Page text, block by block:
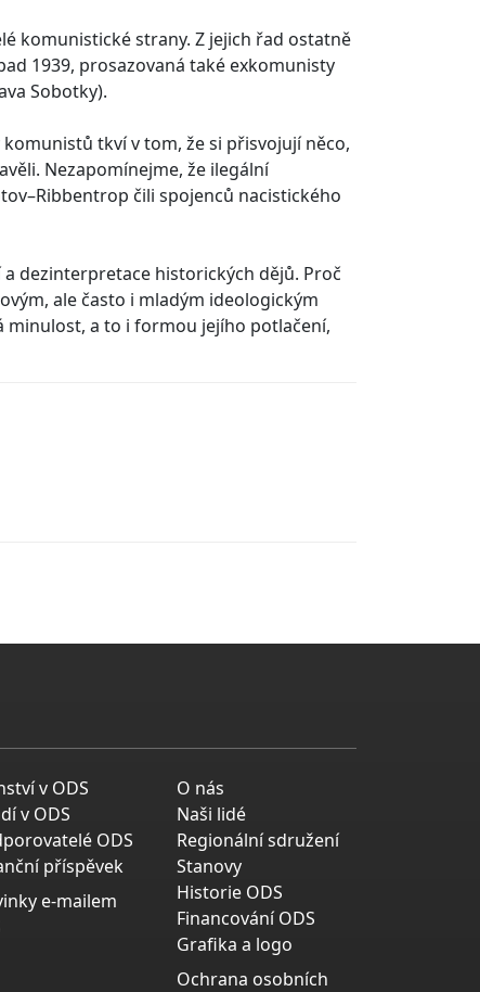
komunistické strany. Z jejich řad ostatně
1939, prosazovaná také exkomunisty
Sobotky).
tkví v tom, že si přisvojují něco,
Nezapomínejme, že ilegální
čili spojenců nacistického
dezinterpretace historických dějů. Proč
ale často i mladým ideologickým
minulost, a to i formou jejího potlačení,
v ODS
v ODS
ODS
příspěvek
e-mailem
O nás
Naši lidé
Regionální sdružení
Stanovy
Historie ODS
Financování ODS
Grafika a logo
Ochrana osobních